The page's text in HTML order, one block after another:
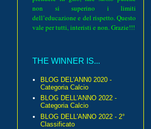
non si superino i limiti
dell’educazione e del rispetto. Questo
vale per tutti, interisti e non. Grazie!!!
THE WINNER IS...
BLOG DEL'ANN0 2020 -
Categoria Calcio
BLOG DELL'ANNO 2022 -
Categoria Calcio
BLOG DELL'ANNO 2022 - 2°
Classificato